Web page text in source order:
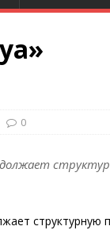
0
структурную